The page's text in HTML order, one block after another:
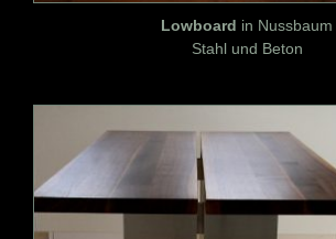
Lowboard in Nussbaum
Stahl und Beton